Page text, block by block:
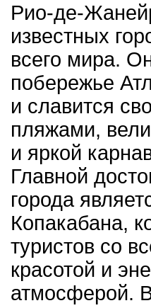
Рио-де-
известных
всего мира.
побережье
и славится
пляжами,
и яркой
Главной
города
Копакабана,
туристов со
красотой и
атмосферой.